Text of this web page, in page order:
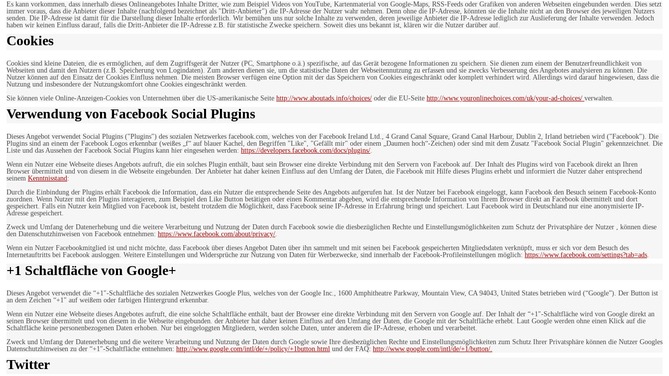
Es kann vorkommen, dass innerhalb dieses Onlineangebotes Inhalte Dritter, wie zum Beispiel Videos von YouTube, Kartenmaterial von Google-Maps, RSS-Feeds oder Grafiken von anderen Webseiten eingebunden werden. Dies setzt
immer voraus, dass die Anbieter dieser Inhalte (nachfolgend bezeichnet als "Dritt-Anbieter") die IP-Adresse der Nutzer wahr nehmen. Denn ohne die IP-Adresse, könnten sie die Inhalte nicht an den Browser des jeweiligen Nutzers
senden. Die IP-Adresse ist damit für die Darstellung dieser Inhalte erforderlich. Wir bemühen uns nur solche Inhalte zu verwenden, deren jeweilige Anbieter die IP-Adresse lediglich zur Auslieferung der Inhalte verwenden. Jedoch
haben wir keinen Einfluss darauf, falls die Dritt-Anbieter die IP-Adresse z.B. für statistische Zwecke speichern. Soweit dies uns bekannt ist, klären wir die Nutzer darüber auf.
Cookies
Cookies sind kleine Dateien, die es ermöglichen, auf dem Zugriffsgerät der Nutzer (PC, Smartphone o.ä.) spezifische, auf das Gerät bezogene Informationen zu speichern. Sie dienen zum einem der Benutzerfreundlichkeit von
Webseiten und damit den Nutzern (z.B. Speicherung von Logindaten). Zum anderen dienen sie, um die statistische Daten der Webseitennutzung zu erfassen und sie zwecks Verbesserung des Angebotes analysieren zu können. Die
Nutzer können auf den Einsatz der Cookies Einfluss nehmen. Die meisten Browser verfügen eine Option mit der das Speichern von Cookies eingeschränkt oder komplett verhindert wird. Allerdings wird darauf hingewiesen, dass die
Nutzung und insbesondere der Nutzungskomfort ohne Cookies eingeschränkt werden.
Sie können viele Online-Anzeigen-Cookies von Unternehmen über die US-amerikanische Seite http://www.aboutads.info/choices/ oder die EU-Seite http://www.youronlinechoices.com/uk/your-ad-choices/ verwalten.
Verwendung von Facebook Social Plugins
Dieses Angebot verwendet Social Plugins ("Plugins") des sozialen Netzwerkes facebook.com, welches von der Facebook Ireland Ltd., 4 Grand Canal Square, Grand Canal Harbour, Dublin 2, Irland betrieben wird ("Facebook"). Die
Plugins sind an einem der Facebook Logos erkennbar (weißes „f“ auf blauer Kachel, den Begriffen "Like", "Gefällt mir" oder einem „Daumen hoch“-Zeichen) oder sind mit dem Zusatz "Facebook Social Plugin" gekennzeichnet. Die
Liste und das Aussehen der Facebook Social Plugins kann hier eingesehen werden: https://developers.facebook.com/docs/plugins/.
Wenn ein Nutzer eine Webseite dieses Angebots aufruft, die ein solches Plugin enthält, baut sein Browser eine direkte Verbindung mit den Servern von Facebook auf. Der Inhalt des Plugins wird von Facebook direkt an Ihren
Browser übermittelt und von diesem in die Webseite eingebunden. Der Anbieter hat daher keinen Einfluss auf den Umfang der Daten, die Facebook mit Hilfe dieses Plugins erhebt und informiert die Nutzer daher entsprechend
seinem Kenntnisstand:
Durch die Einbindung der Plugins erhält Facebook die Information, dass ein Nutzer die entsprechende Seite des Angebots aufgerufen hat. Ist der Nutzer bei Facebook eingeloggt, kann Facebook den Besuch seinem Facebook-Konto
zuordnen. Wenn Nutzer mit den Plugins interagieren, zum Beispiel den Like Button betätigen oder einen Kommentar abgeben, wird die entsprechende Information von Ihrem Browser direkt an Facebook übermittelt und dort
gespeichert. Falls ein Nutzer kein Mitglied von Facebook ist, besteht trotzdem die Möglichkeit, dass Facebook seine IP-Adresse in Erfahrung bringt und speichert. Laut Facebook wird in Deutschland nur eine anonymisierte IP-
Adresse gespeichert.
Zweck und Umfang der Datenerhebung und die weitere Verarbeitung und Nutzung der Daten durch Facebook sowie die diesbezüglichen Rechte und Einstellungsmöglichkeiten zum Schutz der Privatsphäre der Nutzer , können diese
den Datenschutzhinweisen von Facebook entnehmen: https://www.facebook.com/about/privacy/.
Wenn ein Nutzer Facebookmitglied ist und nicht möchte, dass Facebook über dieses Angebot Daten über ihn sammelt und mit seinen bei Facebook gespeicherten Mitgliedsdaten verknüpft, muss er sich vor dem Besuch des
Internetauftritts bei Facebook ausloggen. Weitere Einstellungen und Widersprüche zur Nutzung von Daten für Werbezwecke, sind innerhalb der Facebook-Profileinstellungen möglich: https://www.facebook.com/settings?tab=ads.
+1 Schaltfläche von Google+
Dieses Angebot verwendet die “+1″-Schaltfläche des sozialen Netzwerkes Google Plus, welches von der Google Inc., 1600 Amphitheatre Parkway, Mountain View, CA 94043, United States betrieben wird (“Google”). Der Button ist
an dem Zeichen “+1″ auf weißem oder farbigen Hintergrund erkennbar.
Wenn ein Nutzer eine Webseite dieses Angebotes aufruft, die eine solche Schaltfläche enthält, baut der Browser eine direkte Verbindung mit den Servern von Google auf. Der Inhalt der “+1″-Schaltfläche wird von Google direkt an
seinen Browser übermittelt und von diesem in die Webseite eingebunden. der Anbieter hat daher keinen Einfluss auf den Umfang der Daten, die Google mit der Schaltfläche erhebt. Laut Google werden ohne einen Klick auf die
Schaltfläche keine personenbezogenen Daten erhoben. Nur bei eingeloggten Mitgliedern, werden solche Daten, unter anderem die IP-Adresse, erhoben und verarbeitet.
Zweck und Umfang der Datenerhebung und die weitere Verarbeitung und Nutzung der Daten durch Google sowie Ihre diesbezüglichen Rechte und Einstellungsmöglichkeiten zum Schutz Ihrer Privatsphäre können die Nutzer Googles
Datenschutzhinweisen zu der “+1″-Schaltfläche entnehmen: http://www.google.com/intl/de/+/policy/+1button.html und der FAQ: http://www.google.com/intl/de/+1/button/.
Twitter